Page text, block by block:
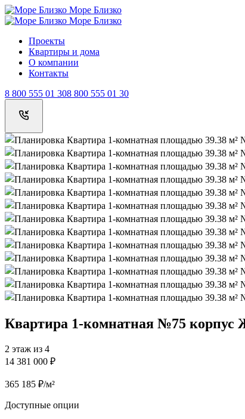
Море Близко
Море Близко
Проекты
Квартиры и дома
О компании
Контакты
8 800 555 01 308 800 555 01 30
Квартира 1‑комнатная №75 корпус
2 этаж из 4
14 381 000 ₽
365 185 ₽/м²
Доступные опции